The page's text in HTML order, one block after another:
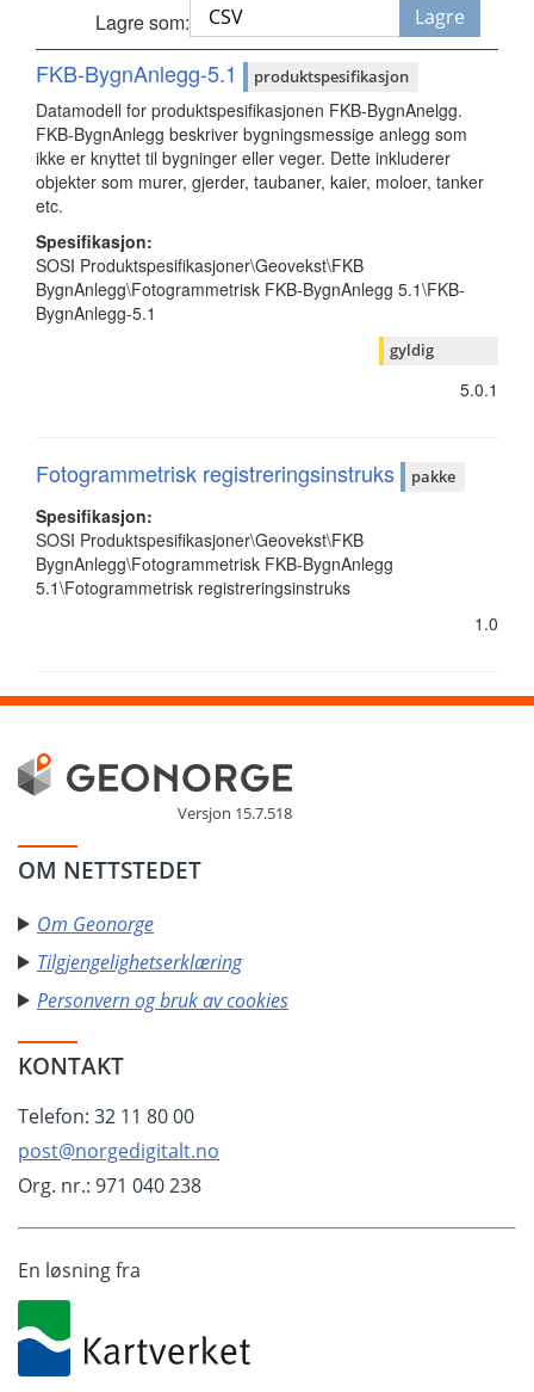
Lagre som:
Lagre
FKB-BygnAnlegg-5.1 produktspesifikasjon
Datamodell for produktspesifikasjonen FKB-BygnAnelgg.
FKB-BygnAnlegg beskriver bygningsmessige anlegg som
ikke er knyttet til bygninger eller veger. Dette inkluderer
objekter som murer, gjerder, taubaner, kaier, moloer, tanker
etc.
Spesifikasjon:
SOSI Produktspesifikasjoner\Geovekst\FKB
BygnAnlegg\Fotogrammetrisk FKB-BygnAnlegg 5.1\FKB-
BygnAnlegg-5.1
gyldig
5.0.1
Fotogrammetrisk registreringsinstruks pakke
Spesifikasjon:
SOSI Produktspesifikasjoner\Geovekst\FKB
BygnAnlegg\Fotogrammetrisk FKB-BygnAnlegg
5.1\Fotogrammetrisk registreringsinstruks
1.0